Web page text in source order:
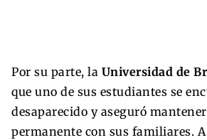
Por su parte, la Universidad de
que uno de sus estudiantes se
desaparecido y aseguró
permanente con sus familiares.